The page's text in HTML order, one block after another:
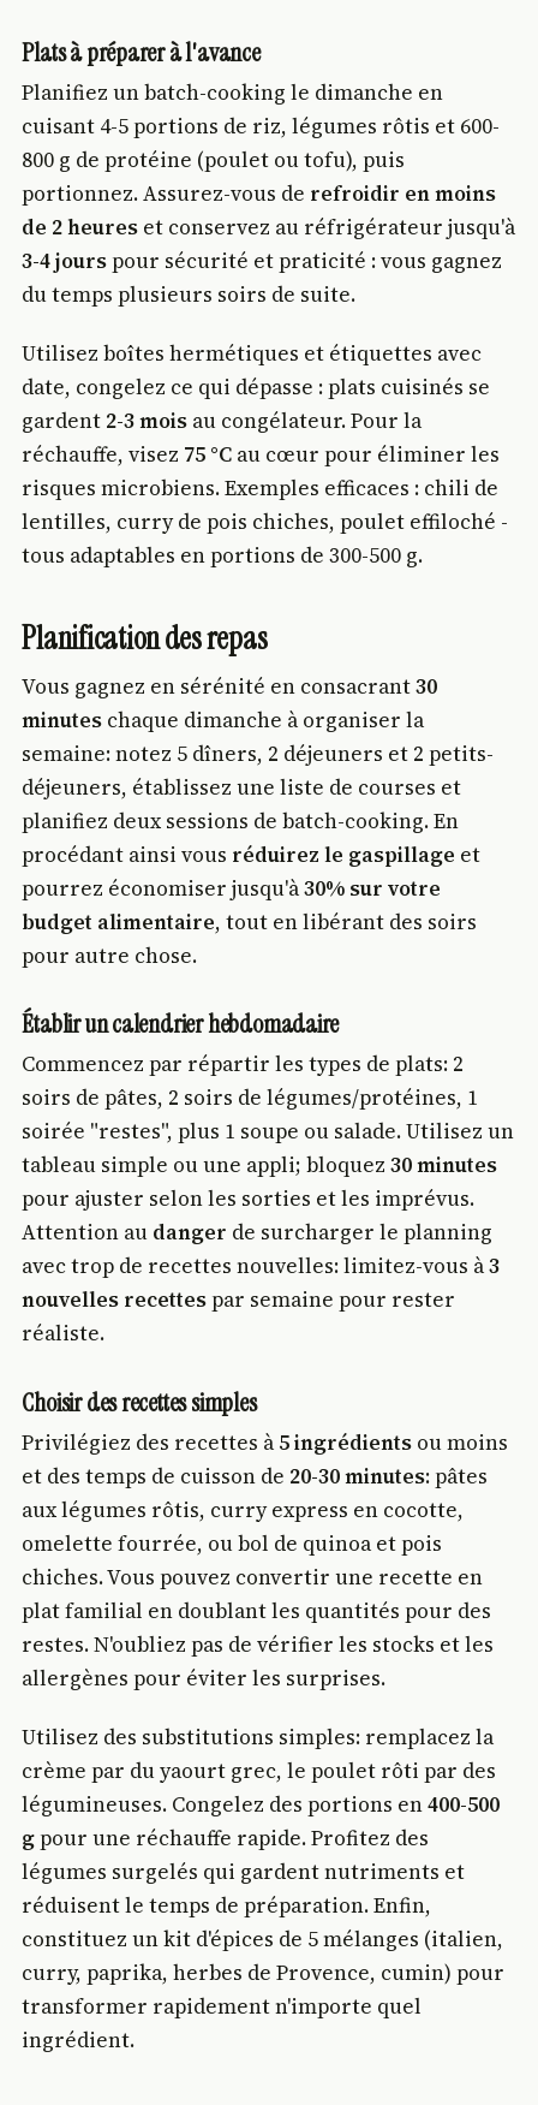
Plats à préparer à l'avance
Planifiez un batch-cooking le dimanche en
cuisant 4-5 portions de riz, légumes rôtis et 600-
800 g de protéine (poulet ou tofu), puis
portionnez. Assurez-vous de refroidir en moins
de 2 heures et conservez au réfrigérateur jusqu'à
3-4 jourspour sécurité et praticité : vous gagnez
du temps plusieurs soirs de suite.
Utilisez boîtes hermétiques et étiquettes avec
date, congelez ce qui dépasse : plats cuisinés se
gardent 2-3 mois au congélateur. Pour la
réchauffe, visez 75 °C au cœur pour éliminer les
risques microbiens. Exemples efficaces : chili de
lentilles, curry de pois chiches, poulet effiloché -
tous adaptables en portions de 300-500 g.
Planification des repas
Vous gagnez en sérénité en consacrant30
minutes chaque dimanche à organiser la
semaine: notez 5 dîners, 2 déjeuners et 2 petits-
déjeuners, établissez une liste de courses et
planifiez deux sessions de batch-cooking. En
procédant ainsi vous réduirez le gaspillage et
pourrez économiser jusqu'à30% sur votre
budget alimentaire, tout en libérant des soirs
pour autre chose.
Établir un calendrier hebdomadaire
Commencez par répartir les types de plats: 2
soirs de pâtes, 2 soirs de légumes/protéines, 1
soirée "restes", plus 1 soupe ou salade. Utilisez un
tableau simple ou une appli; bloquez30 minutes
pour ajuster selon les sorties et les imprévus.
Attention au danger de surcharger le planning
avec trop de recettes nouvelles: limitez-vous à3
nouvelles recettespar semaine pour rester
réaliste.
Choisir des recettes simples
Privilégiez des recettes à 5 ingrédients ou moins
et des temps de cuisson de 20-30 minutes: pâtes
aux légumes rôtis, curry express en cocotte,
omelette fourrée, ou bol de quinoa et pois
chiches. Vous pouvez convertir une recette en
plat familial en doublant les quantités pour des
restes. N'oubliez pas de vérifier les stocks et les
allergènes pour éviter les surprises.
Utilisez des substitutions simples: remplacez la
crème par du yaourt grec, le poulet rôti par des
légumineuses. Congelez des portions en400-500
gpour une réchauffe rapide. Profitez des
légumes surgelés qui gardent nutriments et
réduisent le temps de préparation. Enfin,
constituez un kit d'épices de 5 mélanges (italien,
curry, paprika, herbes de Provence, cumin) pour
transformer rapidement n'importe quel
ingrédient.